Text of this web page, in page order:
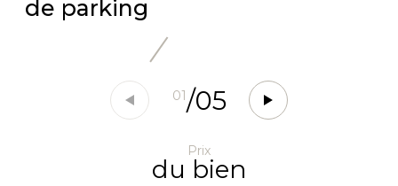
de parking
01/05
Prix
du bien